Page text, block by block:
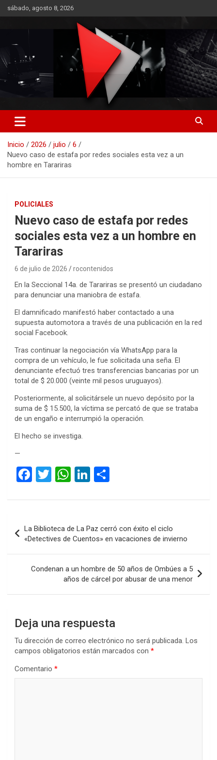
Saltar
al
sábado, agosto 8, 2026
RO CONTENIDOS
Inicio 2026 julio
6
Nuevo caso de estafa por redes sociales esta vez a un
hombre en Tarariras
POLICIALES
Nuevo caso de estafa por redes
sociales esta vez a un hombre en
Tarariras
6 de julio de 2026 rocontenidos
En la Seccional 14a. de Tarariras se presentó un ciudadano
para denunciar una maniobra de estafa.
El damnificado manifestó haber contactado a una
supuesta automotora a través de una publicación en la red
social Facebook.
Tras continuar la negociación vía WhatsApp para la
compra de un vehículo, le fue solicitada una seña. El
denunciante efectuó tres transferencias bancarias por un
total de $ 20.000 (veinte mil pesos uruguayos).
Posteriormente, al solicitársele un nuevo depósito por la
suma de $ 15.500, la víctima se percató de que se trataba
de un engaño e interrumpió la operación.
El hecho se investiga.
—
F
ce
o
o
k
T
tt
W
at
A
p
p
Li
ke
n
m
ar
tir
de
entradas
La Biblioteca de La Paz cerró con éxito el ciclo
«Detectives de Cuentos» en vacaciones de invierno
Condenan a un hombre de 50 años de Ombúes a 5
años de cárcel por abusar de una menor
Deja una respuesta
Tu dirección de correo electrónico no será publicada. Los
campos obligatorios están marcados con *
Comentario *